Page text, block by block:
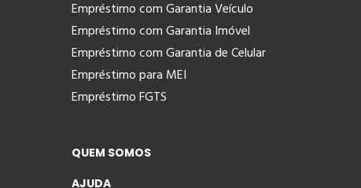
Empréstimo com Garantia Veículo
Empréstimo com Garantia Imóvel
Empréstimo com Garantia de Celular
Empréstimo para MEI
Empréstimo FGTS
QUEM SOMOS
AJUDA